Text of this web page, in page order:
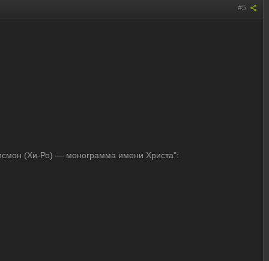
#5
(Хи-Ро) — монограмма имени Христа":